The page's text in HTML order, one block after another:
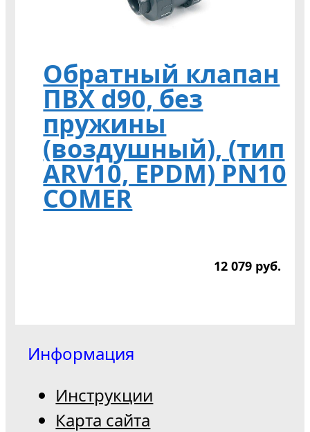
Обратный клапан
ПВХ d90, без
пружины
(воздушный), (тип
ARV10, EPDM) PN10
COMER
12 079 руб.
Информация
Инструкции
Карта сайта